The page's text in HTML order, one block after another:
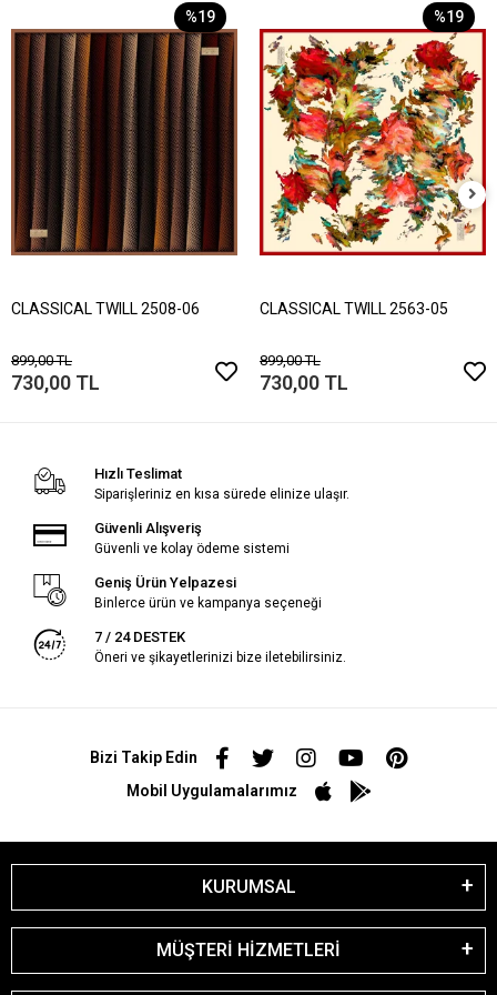
%19
CLASSICAL TWILL 2508-06
899,00 TL
730,00 TL
%19
CLASSICAL TWILL 2563-05
899,00 TL
730,00 TL
Hızlı Teslimat
Siparişleriniz en kısa sürede elinize ulaşır.
Güvenli Alışveriş
Güvenli ve kolay ödeme sistemi
Geniş Ürün Yelpazesi
Binlerce ürün ve kampanya seçeneği
7 / 24 DESTEK
Öneri ve şikayetlerinizi bize iletebilirsiniz.
Bizi Takip Edin
Mobil Uygulamalarımız
KURUMSAL
MÜŞTERİ HİZMETLERİ